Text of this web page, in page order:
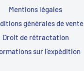
Mentions légales
générales de vente
Droit de rétractation
sur l'expédition